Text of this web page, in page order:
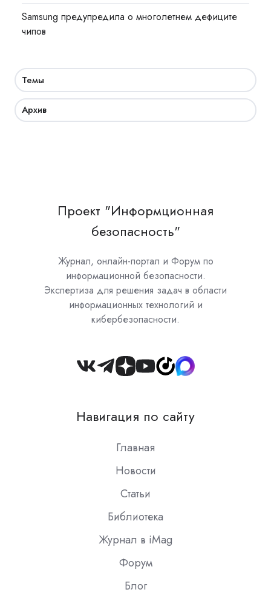
Samsung предупредила о многолетнем дефиците
чипов
Темы
Архив
Проект "Информционная
безопасность"
Журнал, онлайн-портал и Форум по
информационной безопасности.
Экспертиза для решения задач в области
информационных технологий и
кибербезопасности.
Join
Slack
Навигация по сайту
Главная
Новости
Статьи
Библиотека
Журнал в iMag
Форум
Блог